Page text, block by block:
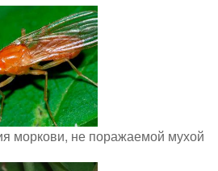
моркови, не поражаемой мухой